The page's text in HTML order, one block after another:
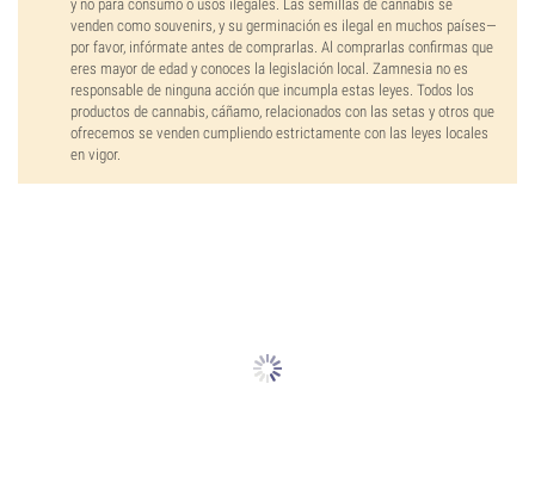
y no para consumo o usos ilegales. Las semillas de cannabis se
venden como souvenirs, y su germinación es ilegal en muchos países—
por favor, infórmate antes de comprarlas. Al comprarlas confirmas que
eres mayor de edad y conoces la legislación local. Zamnesia no es
responsable de ninguna acción que incumpla estas leyes. Todos los
productos de cannabis, cáñamo, relacionados con las setas y otros que
ofrecemos se venden cumpliendo estrictamente con las leyes locales
en vigor.